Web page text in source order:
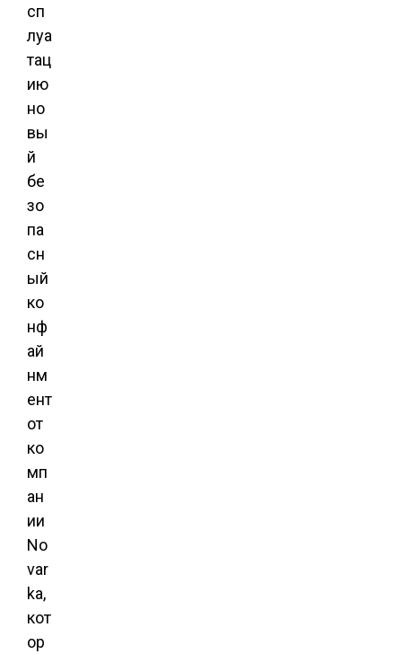
сп
луа
тац
ию
но
вы
й
бе
зо
па
сн
ый
ко
нф
ай
нм
ент
от
ко
мп
ан
ии
No
var
ka,
кот
ор